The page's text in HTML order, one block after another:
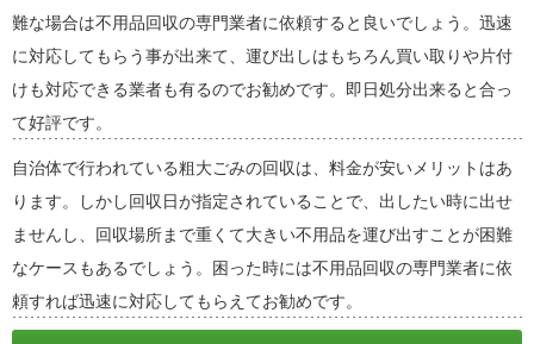
難な場合は不用品回収の専門業者に依頼すると良いでしょう。迅速
に対応してもらう事が出来て、運び出しはもちろん買い取りや片付
けも対応できる業者も有るのでお勧めです。即日処分出来ると合っ
て好評です。
自治体で行われている粗大ごみの回収は、料金が安いメリットはあ
ります。しかし回収日が指定されていることで、出したい時に出せ
ませんし、回収場所まで重くて大きい不用品を運び出すことが困難
なケースもあるでしょう。困った時には不用品回収の専門業者に依
頼すれば迅速に対応してもらえてお勧めです。